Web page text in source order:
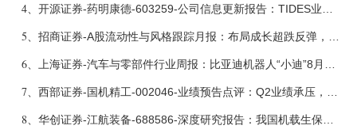
4、
5、
6、
7、
8、